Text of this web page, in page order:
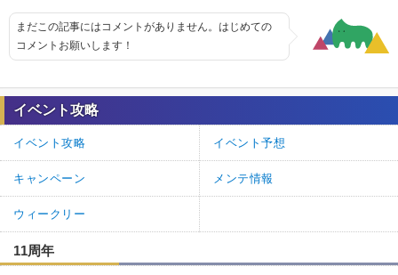
まだこの記事にはコメントがありません。はじめての
コメントお願いします！
イベント攻略
イベント攻略 イベント予想
キャンペーン メンテ情報
ウィークリー
11周年